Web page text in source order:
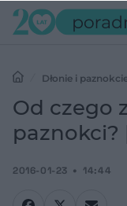
Dłonie i
[Porada eksperta]
Od czego
paznokci?
2016-01-23 14:44